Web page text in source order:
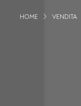
HOME VENDITA